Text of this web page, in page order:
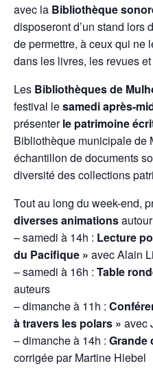
avec la Bibliothèque
disposeront d’un stand lors
de permettre, à ceux qui ne
dans les livres, les revues
Les Bibliothèques de
festival lesamedi après-
présenterle patrimoine
Bibliothèque municipale de
échantillon de documents
diversité des collections
Tout au long du week-end,
diverses animations
– samedi à 14h : Lecture
du Pacifique » avec Alain
– samedi à 16h : Table
auteurs
– dimanche à 11h :
à travers les polars » avec
– dimanche à 14h : Grande
corrigée par Martine Hiebel